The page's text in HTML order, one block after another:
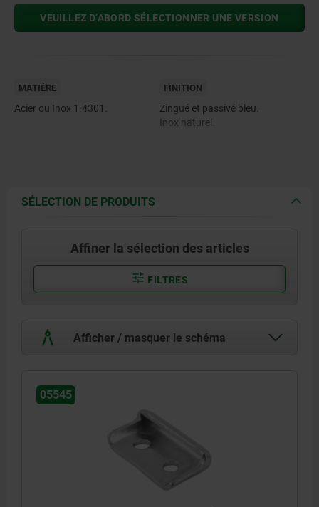
VEUILLEZ D’ABORD SÉLECTIONNER UNE VERSION
MATIÈRE
Acier ou Inox 1.4301.
FINITION
Zingué et passivé bleu.
Inox naturel.
SÉLECTION DE PRODUITS
Affiner la sélection des articles
FILTRES
Afficher / masquer le schéma
05545